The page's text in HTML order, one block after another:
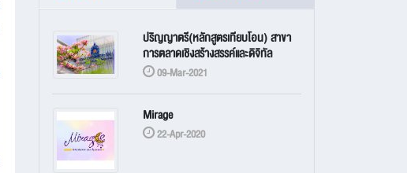
ปริญญาตรี(หลักสูตรเทียบโอน) สาขา
การตลาดเชิงสร้างสรรค์และดิจิทัล
09-Mar-2021
Mirage
22-Apr-2020